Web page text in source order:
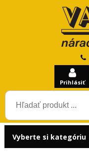
Prihlásiť
Vyberte si kategóriu